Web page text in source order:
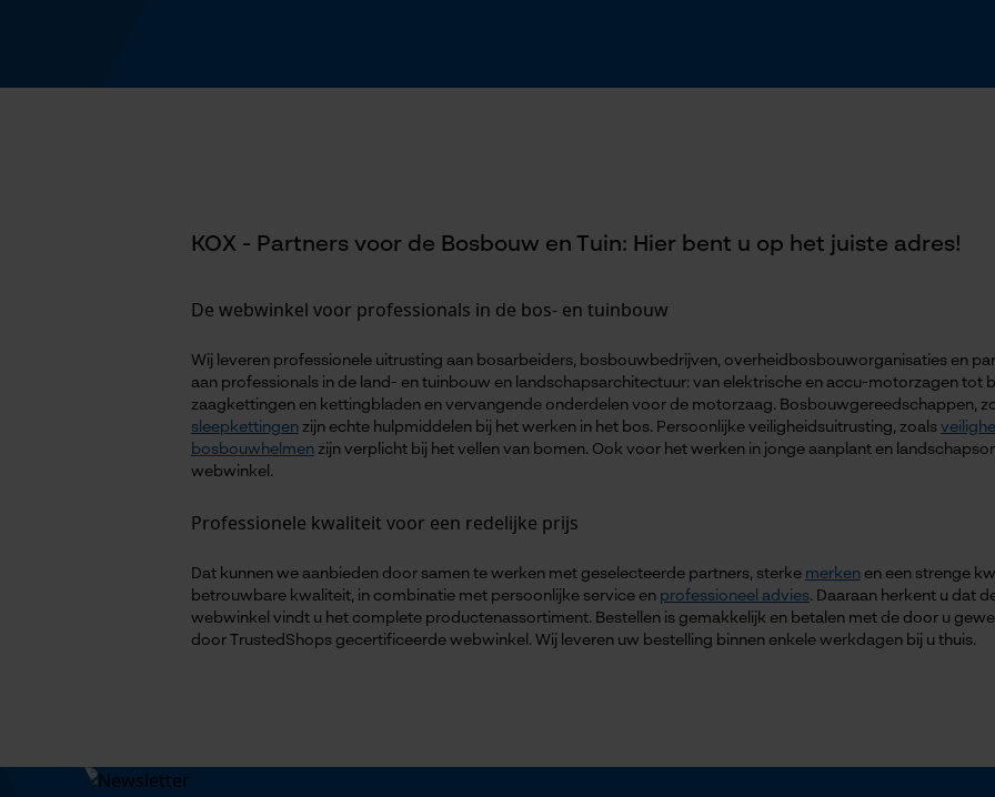
KOX - Partners voor de Bosbouw en Tuin: Hier bent u op het juiste adres!
De webwinkel voor professionals in de bos- en tuinbouw
Wij leveren professionele uitrusting aan bosarbeiders, bosbouwbedrijven, overheidbosbouworganisaties en
aan professionals in de land- en tuinbouw en landschapsarchitectuur: van elektrische en accu-motorzagen tot
zaagkettingen en kettingbladen en vervangende onderdelen voor de motorzaag. Bosbouwgereedschappen,
sleepkettingen zijn echte hulpmiddelen bij het werken in het bos. Persoonlijke veiligheidsuitrusting, zoals
bosbouwhelmen zijn verplicht bij het vellen van bomen. Ook voor het werken in jonge aanplant en
webwinkel.
Professionele kwaliteit voor een redelijke prijs
Dat kunnen we aanbieden door samen te werken met geselecteerde partners, sterke merken en een strenge
betrouwbare kwaliteit, in combinatie met persoonlijke service en professioneel advies. Daaraan herkent u dat
webwinkel vindt u het complete productenassortiment. Bestellen is gemakkelijk en betalen met de door u
door TrustedShops gecertificeerde webwinkel. Wij leveren uw bestelling binnen enkele werkdagen bij u thuis.
Loop54 Personalization
Gepersonaliseerde homepage
Opgeslagen winkelwagen
Google Maps